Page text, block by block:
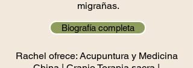
migrañas.
Biografía completa
Rachel ofrece: Acupuntura y Medicina